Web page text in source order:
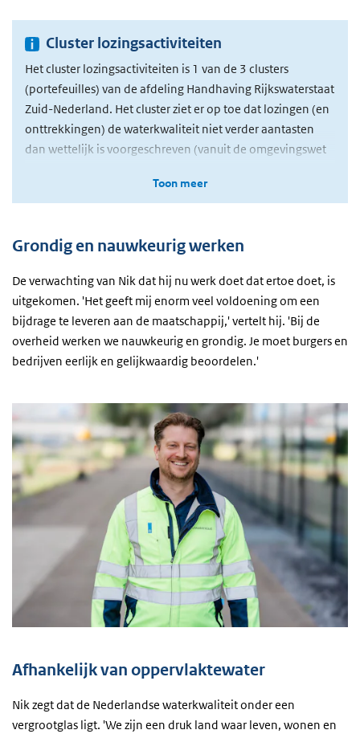
Cluster lozingsactiviteiten
Het cluster lozingsactiviteiten is 1 van de 3 clusters
(portefeuilles) van de afdeling Handhaving Rijkswaterstaat
Zuid-Nederland. Het cluster ziet er op toe dat lozingen (en
onttrekkingen) de waterkwaliteit niet verder aantasten
dan wettelijk is voorgeschreven (vanuit de omgevingswet
gebeurt door industriële bedrijven, die onderdeel kunnen
Daarnaast vinden lozingen plaats bij uiteenlopende
en agrarische bedrijven.
Toon meer
Grondig en nauwkeurig werken
De verwachting van Nik dat hij nu werk doet dat ertoe doet, is
uitgekomen. 'Het geeft mij enorm veel voldoening om een
bijdrage te leveren aan de maatschappij,' vertelt hij. 'Bij de
overheid werken we nauwkeurig en grondig. Je moet burgers en
bedrijven eerlijk en gelijkwaardig beoordelen.'
Afhankelijk van oppervlaktewater
Nik zegt dat de Nederlandse waterkwaliteit onder een
vergrootglas ligt. 'We zijn een druk land waar leven, wonen en